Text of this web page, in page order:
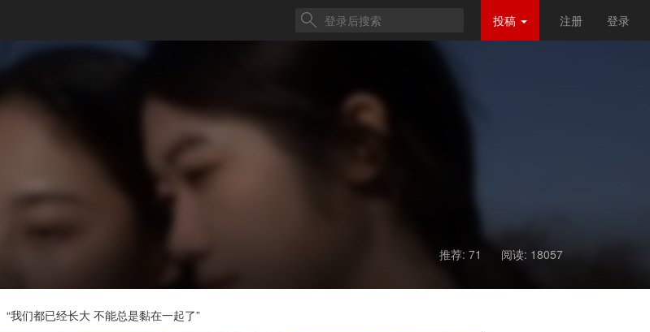
投稿 注册 登录
推荐: 71 阅读: 18057
“我们都已经长大 不能总是黏在一起了”